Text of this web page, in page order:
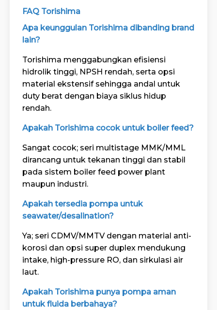
FAQ Torishima
Apa keunggulan Torishima dibanding brand
lain?
Torishima menggabungkan efisiensi
hidrolik tinggi, NPSH rendah, serta opsi
material ekstensif sehingga andal untuk
duty berat dengan biaya siklus hidup
rendah.
Apakah Torishima cocok untuk boiler feed?
Sangat cocok; seri multistage MMK/MML
dirancang untuk tekanan tinggi dan stabil
pada sistem boiler feed power plant
maupun industri.
Apakah tersedia pompa untuk
seawater/desalination?
Ya; seri CDMV/MMTV dengan material anti-
korosi dan opsi super duplex mendukung
intake, high-pressure RO, dan sirkulasi air
laut.
Apakah Torishima punya pompa aman
untuk fluida berbahaya?